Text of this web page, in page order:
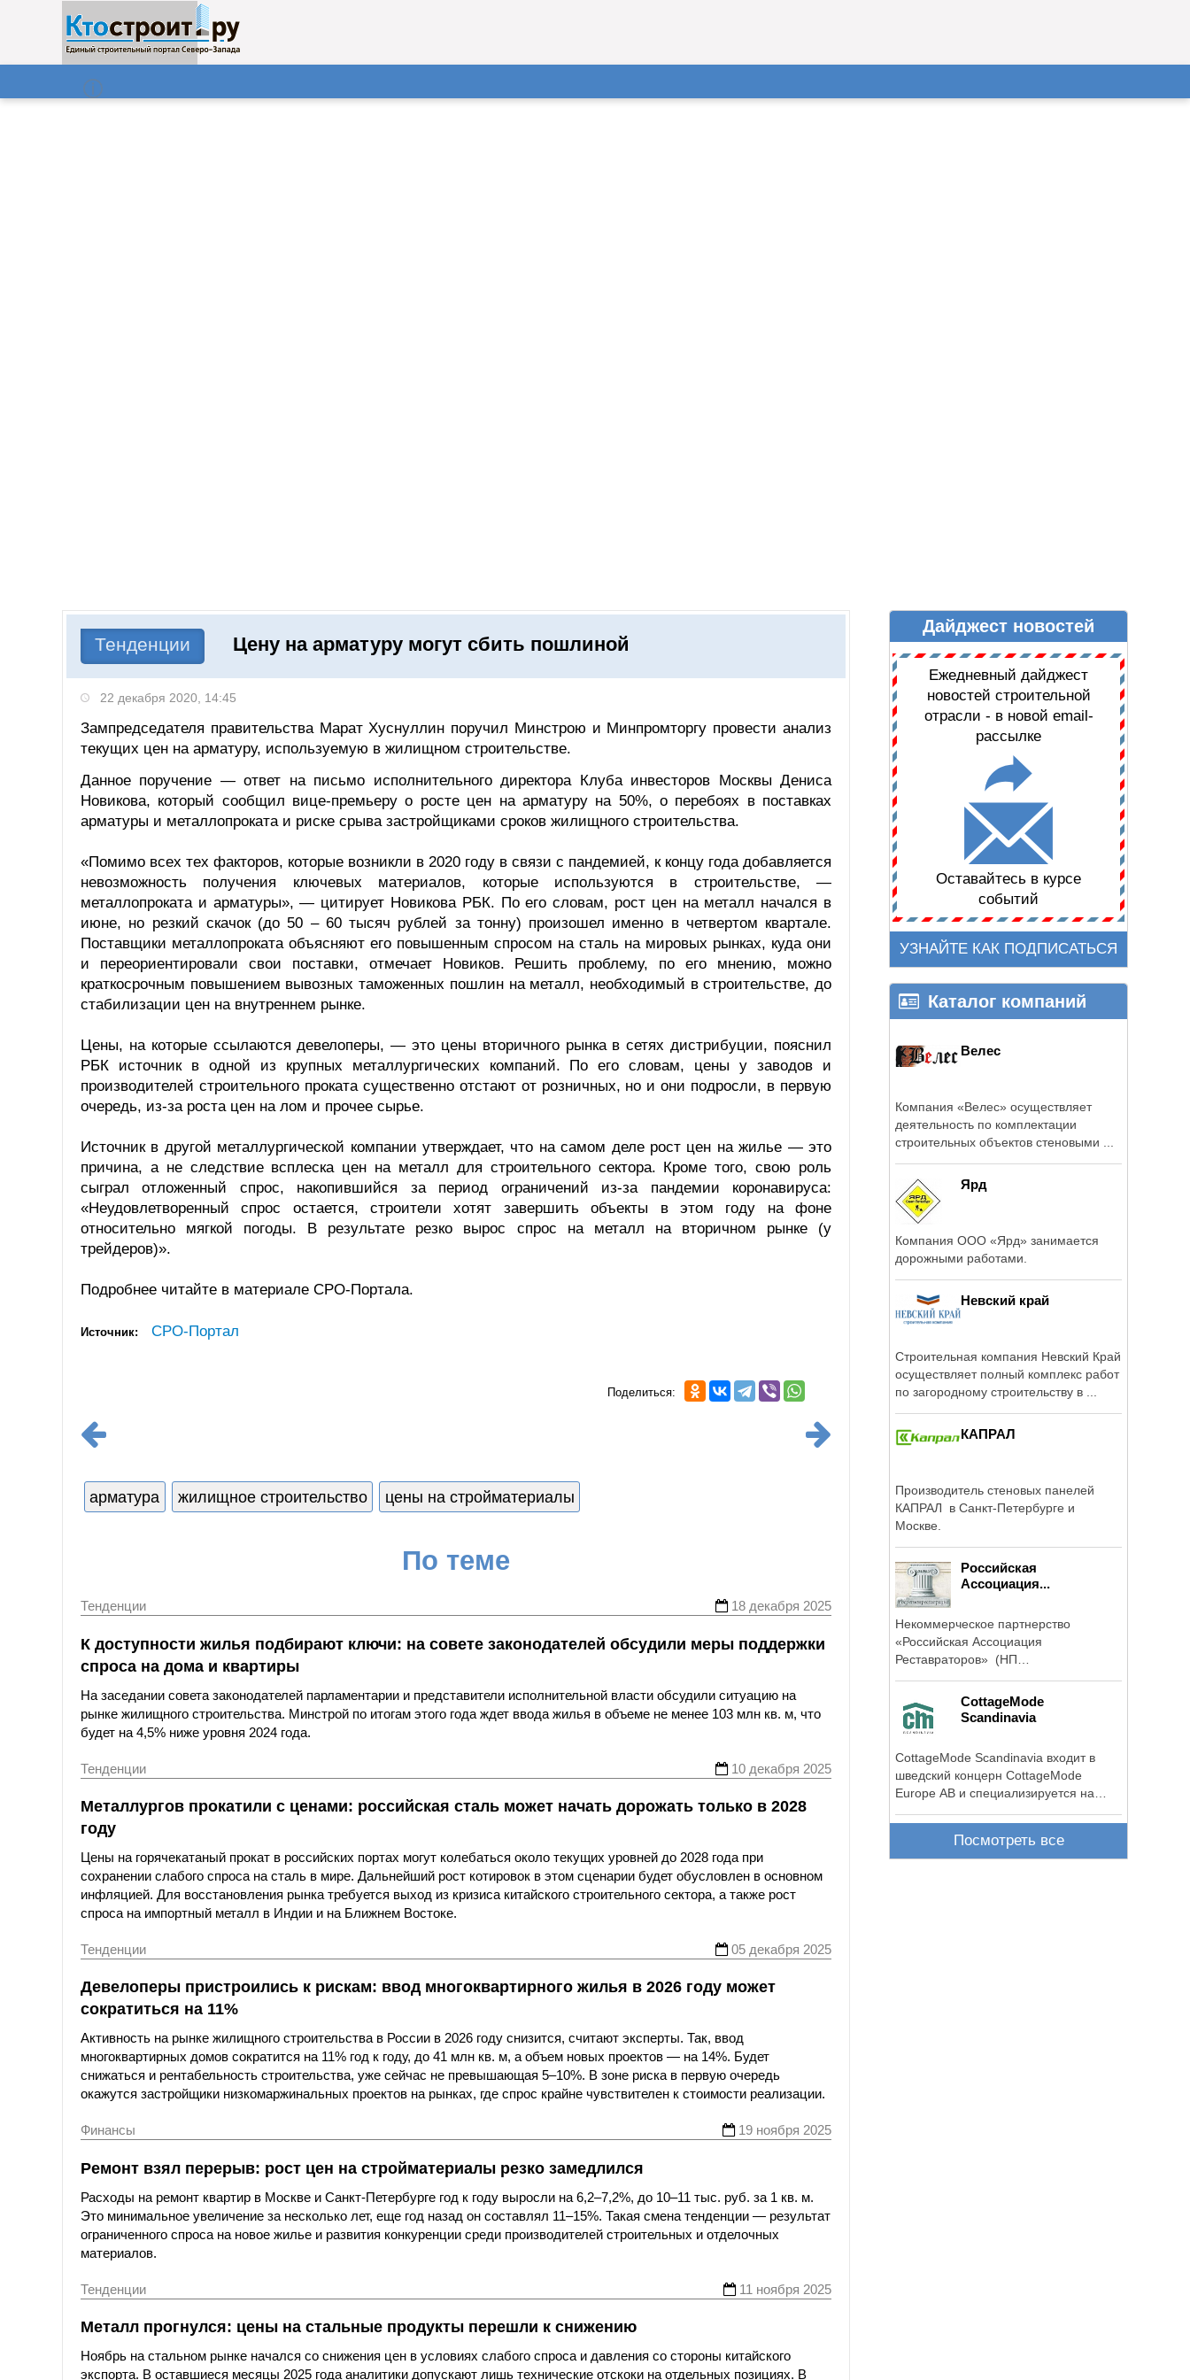
Поиск
НОВОСТИ СТАТЬИ ДАЙДЖЕСТ НОВОСТЕЙ
Тенденции Цену на арматуру могут сбить пошлиной
22 декабря 2020, 14:45
Зампредседателя правительства Марат Хуснуллин поручил Минстрою и Минпромторгу провести анализ
текущих цен на арматуру, используемую в жилищном строительстве.
Данное поручение — ответ на письмо исполнительного директора Клуба инвесторов Москвы Дениса
Новикова, который сообщил вице-премьеру о росте цен на арматуру на 50%, о перебоях в поставках
арматуры и металлопроката и риске срыва застройщиками сроков жилищного строительства.
«Помимо всех тех факторов, которые возникли в 2020 году в связи с пандемией, к концу года добавляется
невозможность получения ключевых материалов, которые используются в строительстве, —
металлопроката и арматуры», — цитирует Новикова РБК. По его словам, рост цен на металл начался в
июне, но резкий скачок (до 50 – 60 тысяч рублей за тонну) произошел именно в четвертом квартале.
Поставщики металлопроката объясняют его повышенным спросом на сталь на мировых рынках, куда они
и переориентировали свои поставки, отмечает Новиков. Решить проблему, по его мнению, можно
краткосрочным повышением вывозных таможенных пошлин на металл, необходимый в строительстве, до
стабилизации цен на внутреннем рынке.
Цены, на которые ссылаются девелоперы, — это цены вторичного рынка в сетях дистрибуции, пояснил
РБК источник в одной из крупных металлургических компаний. По его словам, цены у заводов и
производителей строительного проката существенно отстают от розничных, но и они подросли, в первую
очередь, из-за роста цен на лом и прочее сырье.
Источник в другой металлургической компании утверждает, что на самом деле рост цен на жилье — это
причина, а не следствие всплеска цен на металл для строительного сектора. Кроме того, свою роль
сыграл отложенный спрос, накопившийся за период ограничений из-за пандемии коронавируса:
«Неудовлетворенный спрос остается, строители хотят завершить объекты в этом году на фоне
относительно мягкой погоды. В результате резко вырос спрос на металл на вторичном рынке (у
трейдеров)».
Подробнее читайте в материале СРО-Портала.
Источник: СРО-Портал
Поделиться:
арматура жилищное строительство цены на стройматериалы
По теме
Тенденции 18 декабря 2025
К доступности жилья подбирают ключи: на совете законодателей обсудили меры поддержки
спроса на дома и квартиры
На заседании совета законодателей парламентарии и представители исполнительной власти обсудили ситуацию на
рынке жилищного строительства. Минстрой по итогам этого года ждет ввода жилья в объеме не менее 103 млн кв. м, что
будет на 4,5% ниже уровня 2024 года.
Тенденции 10 декабря 2025
Металлургов прокатили с ценами: российская сталь может начать дорожать только в 2028
году
Цены на горячекатаный прокат в российских портах могут колебаться около текущих уровней до 2028 года при
сохранении слабого спроса на сталь в мире. Дальнейший рост котировок в этом сценарии будет обусловлен в основном
инфляцией. Для восстановления рынка требуется выход из кризиса китайского строительного сектора, а также рост
спроса на импортный металл в Индии и на Ближнем Востоке.
Тенденции 05 декабря 2025
Девелоперы пристроились к рискам: ввод многоквартирного жилья в 2026 году может
сократиться на 11%
Активность на рынке жилищного строительства в России в 2026 году снизится, считают эксперты. Так, ввод
многоквартирных домов сократится на 11% год к году, до 41 млн кв. м, а объем новых проектов — на 14%. Будет
снижаться и рентабельность строительства, уже сейчас не превышающая 5–10%. В зоне риска в первую очередь
окажутся застройщики низкомаржинальных проектов на рынках, где спрос крайне чувствителен к стоимости реализации.
Финансы 19 ноября 2025
Ремонт взял перерыв: рост цен на стройматериалы резко замедлился
Расходы на ремонт квартир в Москве и Санкт-Петербурге год к году выросли на 6,2–7,2%, до 10–11 тыс. руб. за 1 кв. м.
Это минимальное увеличение за несколько лет, еще год назад он составлял 11–15%. Такая смена тенденции — результат
ограниченного спроса на новое жилье и развития конкуренции среди производителей строительных и отделочных
материалов.
Тенденции 11 ноября 2025
Металл прогнулся: цены на стальные продукты перешли к снижению
Ноябрь на стальном рынке начался со снижения цен в условиях слабого спроса и давления со стороны китайского
экспорта. В оставшиеся месяцы 2025 года аналитики допускают лишь технические отскоки на отдельных позициях. В
Дайджест новостей
Ежедневный дайджест
новостей строительной
отрасли - в новой email-
рассылке
Оставайтесь в курсе
событий
УЗНАЙТЕ КАК ПОДПИСАТЬСЯ
Каталог компаний
Велес
Компания «Велес» осуществляет
деятельность по комплектации
строительных объектов стеновыми ...
Ярд
Компания ООО «Ярд» занимается
дорожными работами.
Невский край
Строительная компания Невский Край
осуществляет полный комплекс работ
по загородному строительству в ...
КАПРАЛ
Производитель стеновых панелей
КАПРАЛ в Санкт-Петербурге и
Москве.
Российская
Ассоциация...
Некоммерческое партнерство
«Российская Ассоциация
Реставраторов» (НП
CottageMode
Scandinavia
CottageMode Scandinavia входит в
шведский концерн CottageMode
Europe AB и специализируется на
Посмотреть все